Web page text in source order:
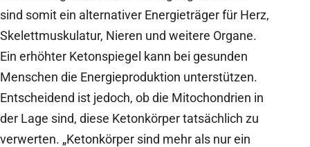
sind somit ein alternativer Energieträger für Herz,
Skelettmuskulatur, Nieren und weitere Organe.
Ein erhöhter Ketonspiegel kann bei gesunden
Menschen die Energieproduktion unterstützen.
Entscheidend ist jedoch, ob die Mitochondrien in
der Lage sind, diese Ketonkörper tatsächlich zu
verwerten. „Ketonkörper sind mehr als nur ein